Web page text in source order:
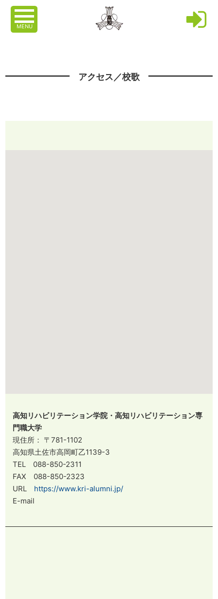
MENU
アクセス／校歌
高知リハビリテーション学院・高知リハビリテーション専
門職大学
現住所： 〒781-1102
高知県土佐市高岡町乙1139-3
TEL 088-850-2311
FAX 088-850-2323
URL https://www.kri-alumni.jp/
E-mail